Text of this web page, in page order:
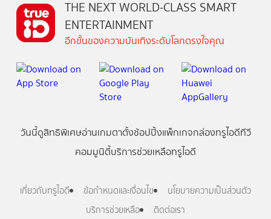
THE NEXT WORLD-CLASS SMART
ENTERTAINMENT
อีกขั้นของความบันเทิงระดับโลกตรงใจคุณ
วันนี้ดูสิทธิพิเศษอ่านเกมตาตั้งช้อปปิ้งแพ็กเกจกล่องทรูไอดีทีวี
คอมมูนิตี้บริการช่วยเหลือทรูไอดี
เกี่ยวกับทรูไอดี ข้อกำหนดและเงื่อนไข
นโยบายความเป็นส่วนตัว
บริการช่วยเหลือ
ติดต่อเรา